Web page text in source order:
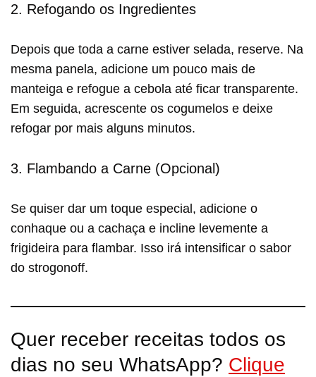
2. Refogando os Ingredientes
Depois que toda a carne estiver selada, reserve. Na
mesma panela, adicione um pouco mais de
manteiga e refogue a cebola até ficar transparente.
Em seguida, acrescente os cogumelos e deixe
refogar por mais alguns minutos.
3. Flambando a Carne (Opcional)
Se quiser dar um toque especial, adicione o
conhaque ou a cachaça e incline levemente a
frigideira para flambar. Isso irá intensificar o sabor
do strogonoff.
Quer receber receitas todos os
dias no seu WhatsApp? Clique